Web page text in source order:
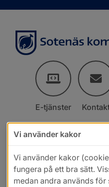
E-tjänster
Vi använder kakor
Vi använder kakor
fungera på ett bra sätt.
medan andra används